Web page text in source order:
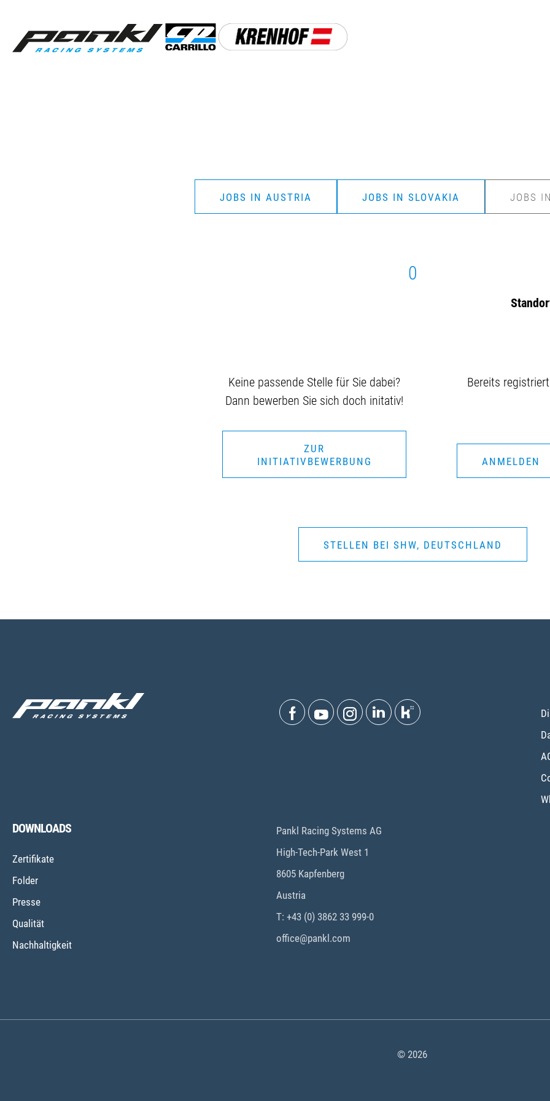
JOBS IN AUSTRIA JOBS IN SLOVAKIA JOBS
0
Keine passende Stelle für Sie dabei?
Dann bewerben Sie sich doch initativ!
ZUR
INITIATIVBEWERBUNG
Bereits
ANMELDEN
STELLEN BEI SHW, DEUTSCHLAND
DOWNLOADS
Zertifikate
Folder
Presse
Qualität
Nachhaltigkeit
Pankl Racing Systems AG
High-Tech-Park West 1
8605 Kapfenberg
Austria
T: +43 (0) 3862 33 999-0
office@pankl.com
© 2026